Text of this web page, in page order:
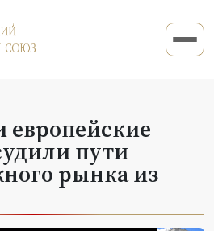
европейские
пути
рынка из